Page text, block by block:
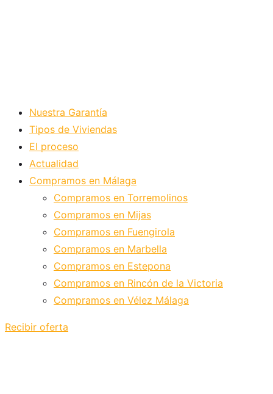
Nuestra Garantía
Tipos de Viviendas
El proceso
Actualidad
Compramos en Málaga
Compramos en Torremolinos
Compramos en Mijas
Compramos en Fuengirola
Compramos en Marbella
Compramos en Estepona
Compramos en Rincón de la Victoria
Compramos en Vélez Málaga
Recibir oferta